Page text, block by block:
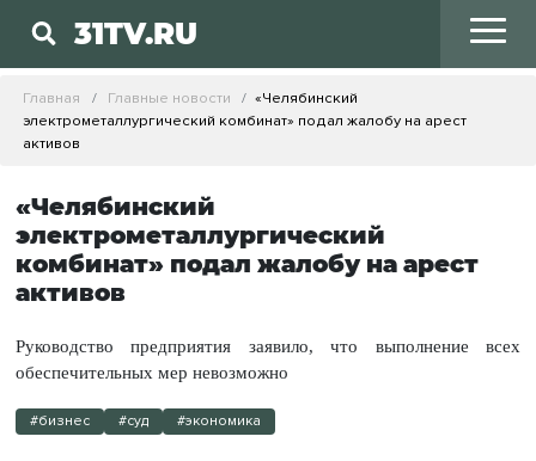
31TV.RU
Главная Главные новости
«Челябинский
электрометаллургический комбинат» подал жалобу на арест
активов
«Челябинский
электрометаллургический
комбинат» подал жалобу на арест
активов
Руководство предприятия заявило, что выполнение всех
обеспечительных мер невозможно
#бизнес #суд #экономика